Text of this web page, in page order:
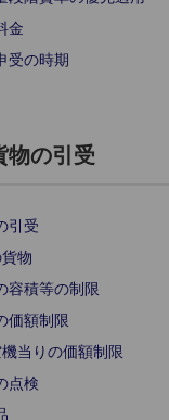
金
受の時期
の引受
引受
物
容積等の制限
価額制限
当りの価額制限
点検